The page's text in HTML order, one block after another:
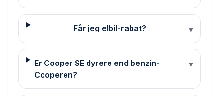
Får jeg elbil-rabat? ▾
Er Cooper SE dyrere end benzin-
Cooperen?
▾